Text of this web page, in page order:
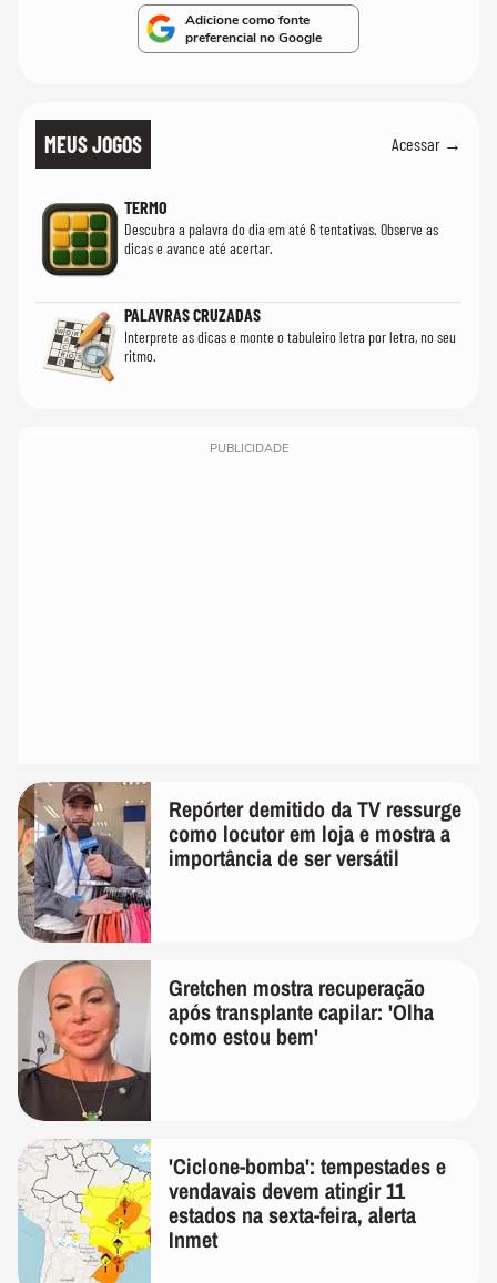
Adicione como fonte
preferencial no Google
MEUS JOGOS Acessar →
TERMO
Descubra a palavra do dia em até 6 tentativas. Observe as
dicas e avance até acertar.
PALAVRAS CRUZADAS
Interprete as dicas e monte o tabuleiro letra por letra, no seu
ritmo.
PUBLICIDADE
Repórter demitido da TV ressurge
como locutor em loja e mostra a
importância de ser versátil
Gretchen mostra recuperação
após transplante capilar: 'Olha
como estou bem'
'Ciclone-bomba': tempestades e
vendavais devem atingir 11
estados na sexta-feira, alerta
Inmet